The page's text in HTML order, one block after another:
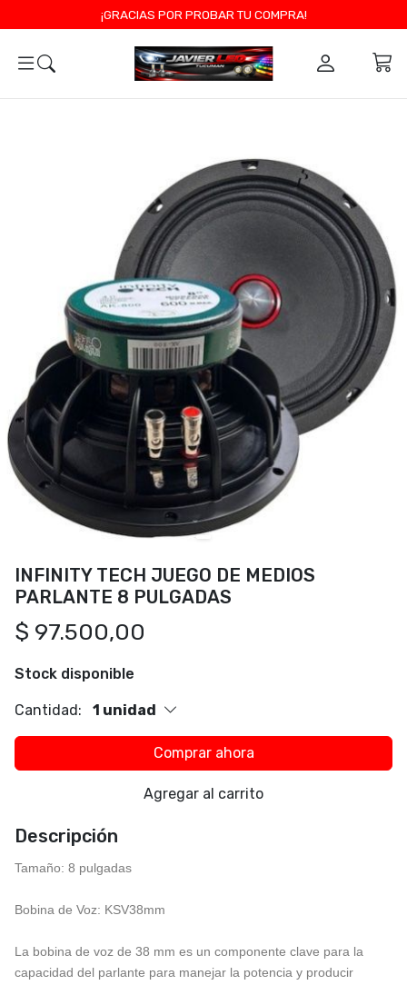
¡GRACIAS POR PROBAR TU COMPRA!
INFINITY TECH JUEGO DE MEDIOS
PARLANTE 8 PULGADAS
$ 97.500,00
Stock disponible
Cantidad: 1 unidad
Comprar ahora
Agregar al carrito
Descripción
Tamaño: 8 pulgadas
Bobina de Voz: KSV38mm
La bobina de voz de 38 mm es un componente clave para la
capacidad del parlante para manejar la potencia y producir